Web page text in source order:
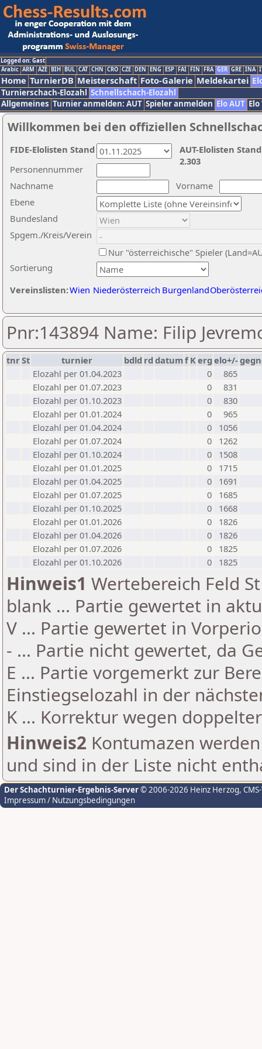
Logged on: Gast
Arabic ARM AZE BIH BUL CAT CHN CRO CZE DEN ENG ESP FAI FIN FRA GER GRE INA
Home TurnierDB Meisterschaft Foto-Galerie Meldekartei
Turnierschach-Elozahl Schnellschach-Elozahl
Allgemeines Turnier anmelden: AUT Spieler anmelden Elo AUT
Willkommen bei den offiziellen
Nachname
Vorname
Ebene
Sortierung
Personennummer
Bundesland
Spgem./Kreis/Verein
Nur "österreichische" Spieler
Vereinslisten:Wien Niederösterreich Burgenland
AUT-Elolisten
2.303
FIDE-Elolisten Stand
Pnr:143894 Name: Filip
tnrSt turnier bdld rd datumf Kerg elo+/-
Elozahl per 01.04.2023
0
865
Elozahl per 01.07.2023
0
831
Elozahl per 01.10.2023
0
830
Elozahl per 01.01.2024
0
965
Elozahl per 01.04.2024
0
1056
Elozahl per 01.07.2024
0
1262
Elozahl per 01.10.2024
0
1508
Elozahl per 01.01.2025
0
1715
Elozahl per 01.04.2025
0
1691
Elozahl per 01.07.2025
0
1685
Elozahl per 01.10.2025
0
1668
Elozahl per 01.01.2026
0
1826
Elozahl per 01.04.2026
0
1826
Elozahl per 01.07.2026
0
1825
Elozahl per 01.10.2026
0 1825
Hinweis1 Wertebereich Feld
blank ... Partie gewertet in
V ... Partie gewertet in
- ... Partie nicht gewertet, da
E ... Partie vorgemerkt zur
Einstiegselozahl in der
K ... Korrektur wegen
Hinweis2 Kontumazen
und sind in der Liste nicht
Der Schachturnier-Ergebnis-Server© 2006-2026 Heinz Herzog,
Impressum / Nutzungsbedingungen